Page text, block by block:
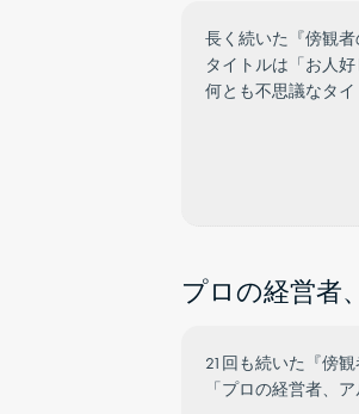
長く続いた『傍観者
タイトルは「お人
何とも不思議なタ
プロの経営者
21回も続いた『傍
「プロの経営者、